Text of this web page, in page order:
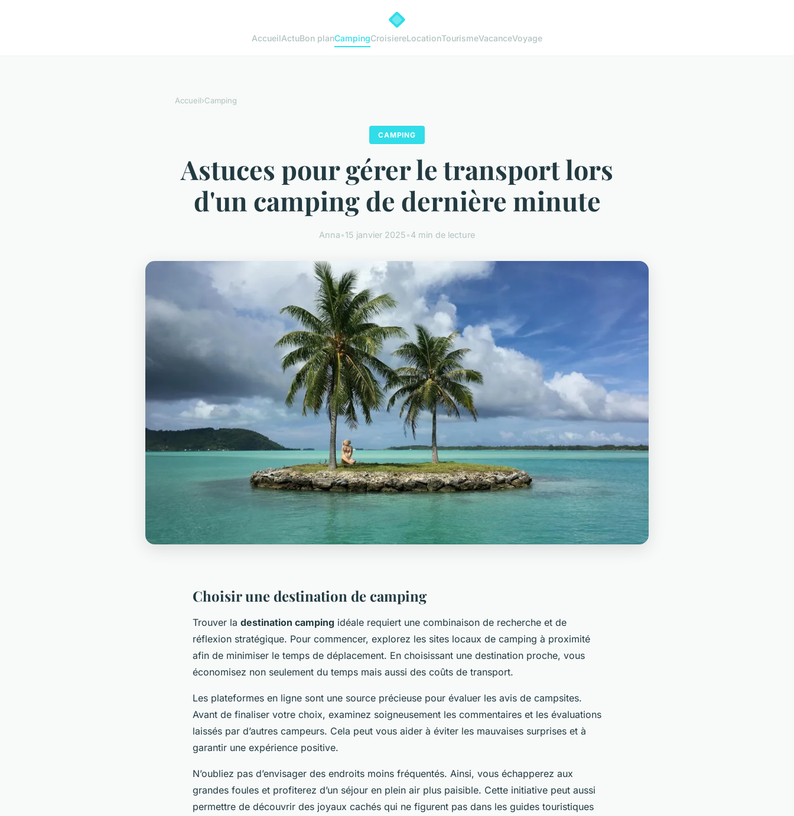
AccueilActuBon planCampingCroisiereLocationTourismeVacanceVoyage
Accueil›Camping
CAMPING
Astuces pour gérer le transport lors
d'un camping de dernière minute
Anna•15 janvier 2025•4 min de lecture
Choisir une destination de camping
Trouver la destination camping idéale requiert une combinaison de recherche et de
réflexion stratégique. Pour commencer, explorez les sites locaux de camping à proximité
afin de minimiser le temps de déplacement. En choisissant une destination proche, vous
économisez non seulement du temps mais aussi des coûts de transport.
Les plateformes en ligne sont une source précieuse pour évaluer les avis de campsites.
Avant de finaliser votre choix, examinez soigneusement les commentaires et les évaluations
laissés par d’autres campeurs. Cela peut vous aider à éviter les mauvaises surprises et à
garantir une expérience positive.
N’oubliez pas d’envisager des endroits moins fréquentés. Ainsi, vous échapperez aux
grandes foules et profiterez d’un séjour en plein air plus paisible. Cette initiative peut aussi
permettre de découvrir des joyaux cachés qui ne figurent pas dans les guides touristiques